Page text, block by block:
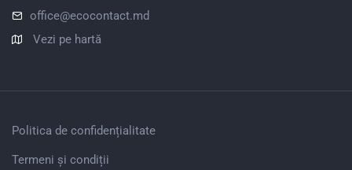
office@ecocontact.md
Vezi pe hartă
Politica de confidențialitate
Termeni și condiții